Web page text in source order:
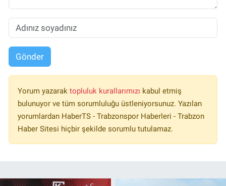
Gönder
Yorum yazarak topluluk kurallarımızı kabul etmiş
bulunuyor ve tüm sorumluluğu üstleniyorsunuz. Yazılan
yorumlardan HaberTS - Trabzonspor Haberleri - Trabzon
Haber Sitesi hiçbir şekilde sorumlu tutulamaz.